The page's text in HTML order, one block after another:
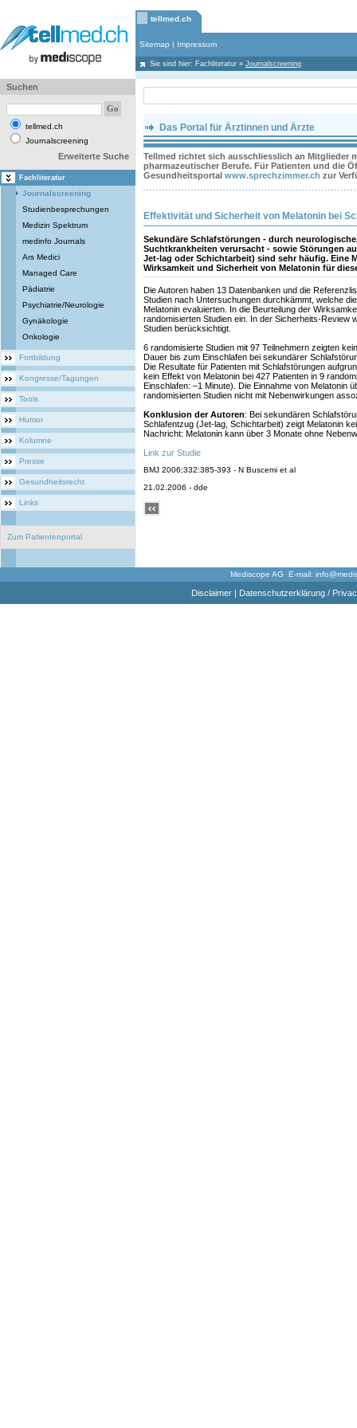
tellmed.ch
Sitemap | Impressum
Sie sind hier: Fachliteratur » Journalscreening
Suchen
tellmed.ch
Journalscreening
Erweiterte Suche
Fachliteratur
Journalscreening
Studienbesprechungen
Medizin Spektrum
medinfo Journals
Ars Medici
Managed Care
Pädiatrie
Psychiatrie/Neurologie
Gynäkologie
Onkologie
Fortbildung
Kongresse/Tagungen
Tools
Humor
Kolumne
Presse
Gesundheitsrecht
Links
Zum Patientenportal
Das Portal für Ärztinnen und Ärzte
Tellmed richtet sich ausschliesslich an Mitglieder
pharmazeutischer Berufe. Für Patienten und die
Gesundheitsportal www.sprechzimmer.ch zur
Effektivität und Sicherheit von Melatonin bei
Sekundäre Schlafstörungen - durch
Suchtkrankheiten verursacht - sowie Störungen
Jet-lag oder Schichtarbeit) sind sehr häufig. Eine
Wirksamkeit und Sicherheit von Melatonin für
Die Autoren haben 13 Datenbanken und die
Studien nach Untersuchungen durchkämmt, welche
Melatonin evaluierten. In die Beurteilung der
randomisierten Studien ein. In der Sicherheits-Review
Studien berücksichtigt.
6 randomisierte Studien mit 97 Teilnehmern zeigten
Dauer bis zum Einschlafen bei sekundärer
Die Resultate für Patienten mit Schlafstörungen
kein Effekt von Melatonin bei 427 Patienten in 9
Einschlafen: –1 Minute). Die Einnahme von Melatonin
randomisierten Studien nicht mit Nebenwirkungen
Konklusion der Autoren: Bei sekundären
Schlafentzug (Jet-lag, Schichtarbeit) zeigt Melatonin
Nachricht: Melatonin kann über 3 Monate ohne
Link zur Studie
BMJ 2006;332:385-393 - N Buscemi et al
21.02.2006 - dde
Mediscope AG E-mail:
Disclaimer| Datenschutzerklärung /